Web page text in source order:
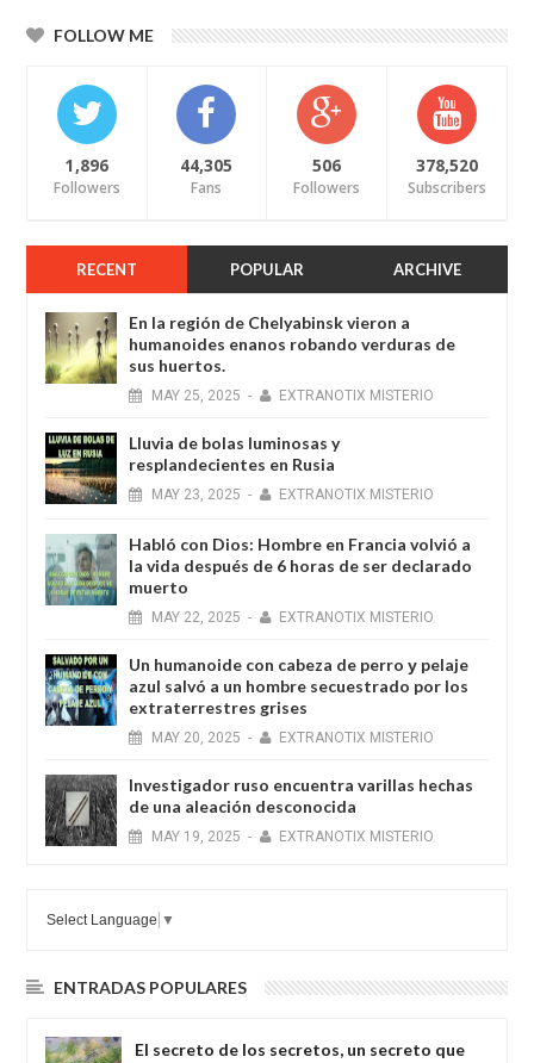
FOLLOW ME
1,896
Followers
44,305
Fans
506
Followers
378,520
Subscribers
RECENT POPULAR ARCHIVE
En la región de Chelyabinsk vieron a
humanoides enanos robando verduras de
sus huertos.
MAY 25, 2025 - EXTRANOTIX MISTERIO
Lluvia de bolas luminosas y
resplandecientes en Rusia
MAY 23, 2025 - EXTRANOTIX MISTERIO
Habló con Dios: Hombre en Francia volvió a
la vida después de 6 horas de ser declarado
muerto
MAY 22, 2025 - EXTRANOTIX MISTERIO
Un humanoide con cabeza de perro у pelaje
azul salvó a un hombre secuestrado por los
extraterrestres grises
MAY 20, 2025 - EXTRANOTIX MISTERIO
Investigador ruso encuentra varillas hechas
de una aleación desconocida
MAY 19, 2025 - EXTRANOTIX MISTERIO
Select Language ▼
ENTRADAS POPULARES
El secreto de los secretos, un secreto que